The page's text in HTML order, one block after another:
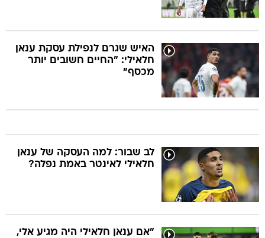
האיש שגרם לנפילת עסקת ענאן
חלאילי: "החיים חשובים יותר
מכסף"
לב שבור: למה העסקה של ענאן
חלאילי לאינטר באמת נפלה?
"אם ענאן חלאילי היה מגיע אלי,